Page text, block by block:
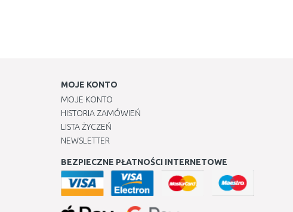
MOJE KONTO
MOJE KONTO
HISTORIA ZAMÓWIEŃ
LISTA ŻYCZEŃ
NEWSLETTER
BEZPIECZNE PŁATNOŚCI INTERNETOWE